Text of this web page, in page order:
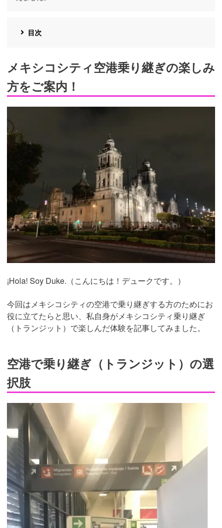
目次
メキシコシティ空港乗り継ぎの楽しみ
方をご案内！
¡Hola! Soy Duke.（こんにちは！デュークです。）
今回はメキシコシティの空港で乗り継ぎする方のためにお
役に立てたらと思い、私自身がメキシコシティ乗り継ぎ
（トランジット）で楽しんだ体験を記事してみました。
空港で乗り継ぎ（トランジット）の選
択肢